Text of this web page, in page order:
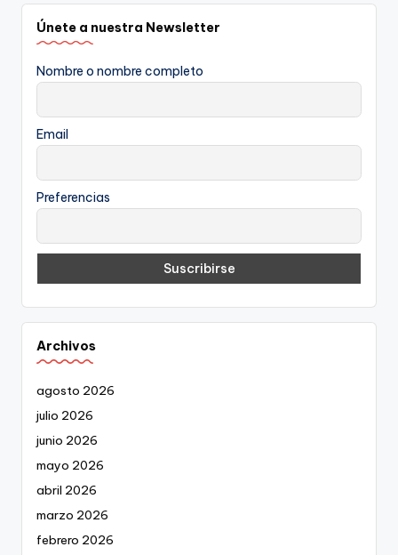
Únete a nuestra Newsletter
Nombre o nombre completo
Email
Preferencias
Archivos
agosto 2026
julio 2026
junio 2026
mayo 2026
abril 2026
marzo 2026
febrero 2026